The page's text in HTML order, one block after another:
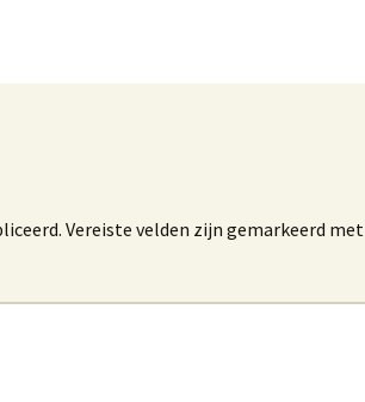
Vereiste velden zijn gemarkeerd met